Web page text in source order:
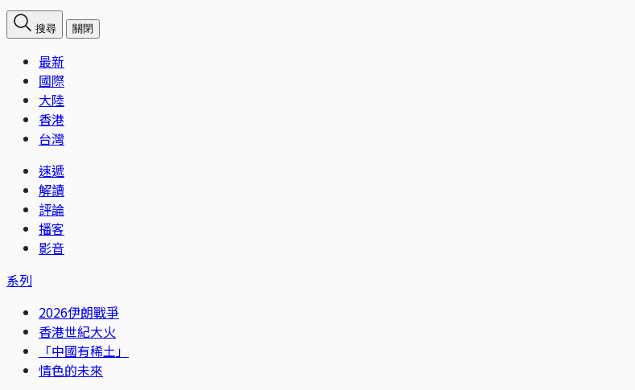
搜尋 關閉
最新
國際
大陸
香港
台灣
速遞
解讀
評論
播客
影音
系列
2026伊朗戰爭
香港世紀大火
「中國有稀土」
情色的未來